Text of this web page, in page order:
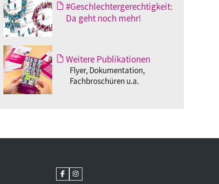
#Geschlechtergerechtigkeit:
Da geht noch mehr!
Weitere Publikationen
Flyer, Dokumentation,
Fachbroschüren u.a.